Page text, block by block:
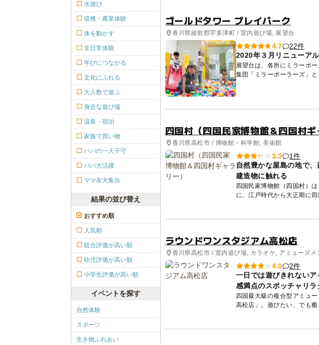
ゴールドタワー プレイパーク
香川県綾歌郡宇多津町 / 室内遊び場, 展望台
4.7
22件
2020年３月リニューアル
展望台は、各所にミラーボ
集団「ミラーボーラーズ」
として生まれ変わりました
ら壁掛け水槽...
四国村（四国民家博物館＆四国村ギ
香川県高松市 / 博物館・科学館, 美術館
3.3
1件
自然豊かな屋島の地で
建造物に触れる
四国民家博物館（四国村）
に、江戸時代から大正期に
ラウンドワンスタジアム高松店
香川県高松市 / 室内遊び場, カラオケ, アミューズメ
4.0
2件
一日では遊びきれない
感満点のスポッチャリラ
四国最大級の複合型アミュ
高松店」。遊びたい、でも
水遊び
収穫・農業体験
体を動かす
非日常体験
学びにつながる
文化にふれる
大人数で遊ぶ
身近な遊び場
温泉・宿泊
家族で買い物
パパの一人子守
パパ大活躍
ママ友大集合
結果の並び替え
おすすめ順
人気順
総合評価が高い順
幼児評価が高い順
小学生評価が高い順
イベントを探す
自然体験
スポーツ
生き物ふれあい